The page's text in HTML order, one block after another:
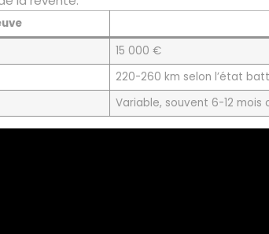
15 000 €
220-260 km selon l’état
Variable, souvent 6-12 mois